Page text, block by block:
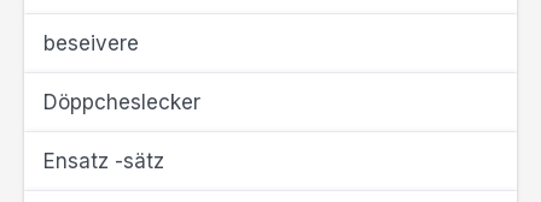
beseivere
Döppcheslecker
Ensatz -sätz